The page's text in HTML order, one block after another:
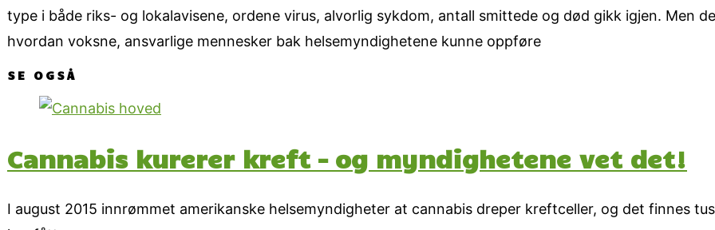
type i både riks- og lokalavisene, ordene virus, alvorlig sykdom, antall smittede og død gikk igjen. Men
hvordan voksne, ansvarlige mennesker bak helsemyndighetene kunne oppføre
SE OGSÅ
Cannabis kurerer kreft – og myndighetene vet det!
I august 2015 innrømmet amerikanske helsemyndigheter at cannabis dreper kreftceller, og det finnes